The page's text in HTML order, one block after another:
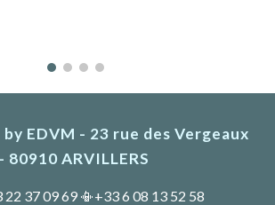
EDVM - 23 rue des Vergeaux
- 80910 ARVILLERS
37 09 69 📳+33 6 08 13 52 58